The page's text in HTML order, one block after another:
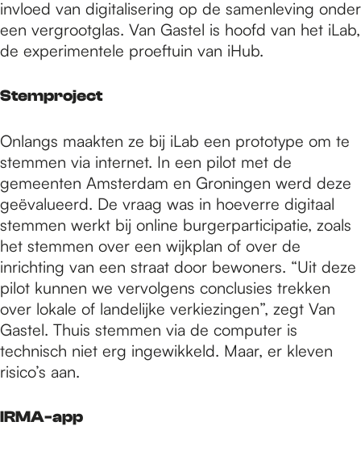
invloed van digitalisering op de samenleving onder
een vergrootglas. Van Gastel is hoofd van het iLab,
de experimentele proeftuin van iHub.
Stemproject
Onlangs maakten ze bij iLab een prototype om te
stemmen via internet. In een pilot met de
gemeenten Amsterdam en Groningen werd deze
geëvalueerd. De vraag was in hoeverre digitaal
stemmen werkt bij online burgerparticipatie, zoals
het stemmen over een wijkplan of over de
inrichting van een straat door bewoners. “Uit deze
pilot kunnen we vervolgens conclusies trekken
over lokale of landelijke verkiezingen”, zegt Van
Gastel. Thuis stemmen via de computer is
technisch niet erg ingewikkeld. Maar, er kleven
risico’s aan.
IRMA-app